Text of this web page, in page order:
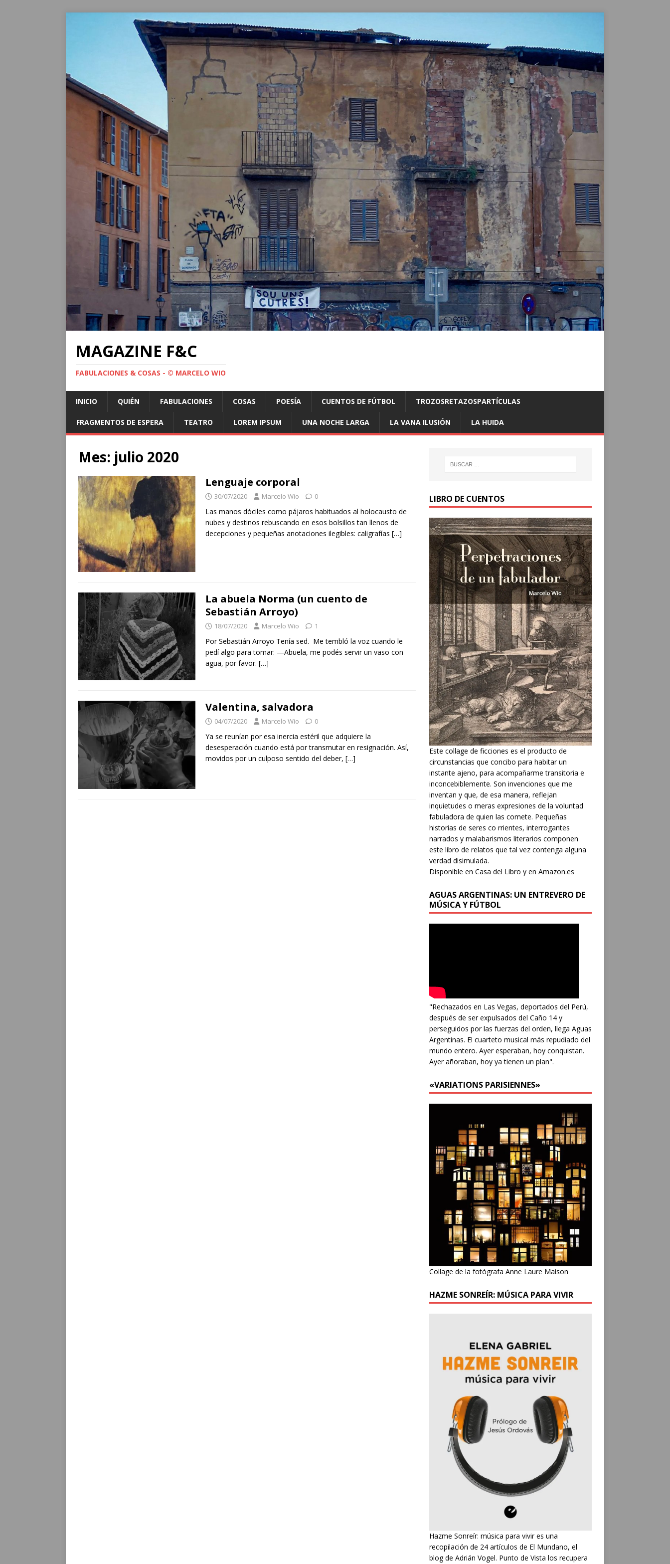
MAGAZINE F&C
FABULACIONES & COSAS - © MARCELO WIO
INICIO QUIÉN FABULACIONES COSAS POESÍA CUENTOS DE FÚTBOL TROZOSRETAZOSPARTÍCULAS
FRAGMENTOS DE ESPERA TEATRO LOREM IPSUM UNA NOCHE LARGA LA VANA ILUSIÓN LA HUIDA
Mes: julio 2020
Lenguaje corporal
30/07/2020 Marcelo Wio 0
Las manos dóciles como pájaros habituados al holocausto de
nubes y destinos rebuscando en esos bolsillos tan llenos de
decepciones y pequeñas anotaciones ilegibles: caligrafías […]
La abuela Norma (un cuento de
Sebastián Arroyo)
18/07/2020 Marcelo Wio 1
Por Sebastián Arroyo Tenía sed. Me tembló la voz cuando le
pedí algo para tomar: —Abuela, me podés servir un vaso con
agua, por favor. […]
Valentina, salvadora
04/07/2020 Marcelo Wio 0
Ya se reunían por esa inercia estéril que adquiere la
desesperación cuando está por transmutar en resignación. Así,
movidos por un culposo sentido del deber, […]
LIBRO DE CUENTOS
Este collage de ficciones es el producto de
circunstancias que concibo para habitar un
instante ajeno, para acompañarme transitoria e
inconcebiblemente. Son invenciones que me
inventan y que, de esa manera, reflejan
inquietudes o meras expresiones de la voluntad
fabuladora de quien las comete. Pequeñas
historias de seres co rrientes, interrogantes
narrados y malabarismos literarios componen
este libro de relatos que tal vez contenga alguna
verdad disimulada.
Disponible en Casa del Libro y en Amazon.es
AGUAS ARGENTINAS: UN ENTREVERO DE
MÚSICA Y FÚTBOL
"Rechazados en Las Vegas, deportados del Perú,
después de ser expulsados del Caño 14 y
perseguidos por las fuerzas del orden, llega Aguas
Argentinas. El cuarteto musical más repudiado del
mundo entero. Ayer esperaban, hoy conquistan.
Ayer añoraban, hoy ya tienen un plan".
«VARIATIONS PARISIENNES»
Collage de la fotógrafa Anne Laure Maison
HAZME SONREÍR: MÚSICA PARA VIVIR
Hazme Sonreír: música para vivir es una
recopilación de 24 artículos de El Mundano, el
blog de Adrián Vogel. Punto de Vista los recupera